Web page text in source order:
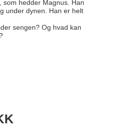
som hedder Magnus. Han
under dynen. Han er helt
sengen? Og hvad kan